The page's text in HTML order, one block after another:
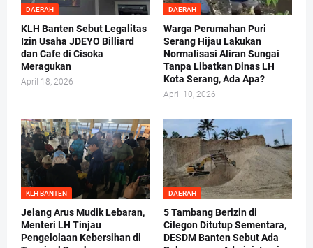
DAERAH
KLH Banten Sebut Legalitas
Izin Usaha JDEYO Billiard
dan Cafe di Cisoka
Meragukan
April 18, 2026
DAERAH
Warga Perumahan Puri
Serang Hijau Lakukan
Normalisasi Aliran Sungai
Tanpa Libatkan Dinas LH
Kota Serang, Ada Apa?
April 10, 2026
KLH BANTEN
Jelang Arus Mudik Lebaran,
Menteri LH Tinjau
Pengelolaan Kebersihan di
DAERAH
5 Tambang Berizin di
Cilegon Ditutup Sementara,
DESDM Banten Sebut Ada